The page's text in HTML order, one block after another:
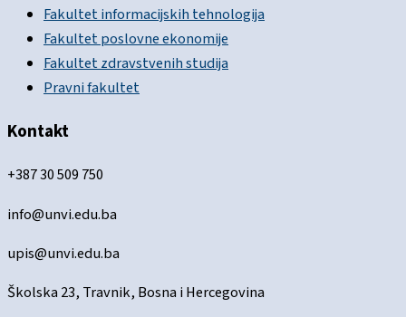
Fakultet informacijskih tehnologija
Fakultet poslovne ekonomije
Fakultet zdravstvenih studija
Pravni fakultet
Kontakt
+387 30 509 750
info@unvi.edu.ba
upis@unvi.edu.ba
Školska 23, Travnik, Bosna i Hercegovina